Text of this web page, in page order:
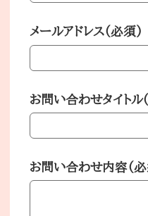
メールアドレス(必須)
お問い合わせタイト
お問い合わせ内容(